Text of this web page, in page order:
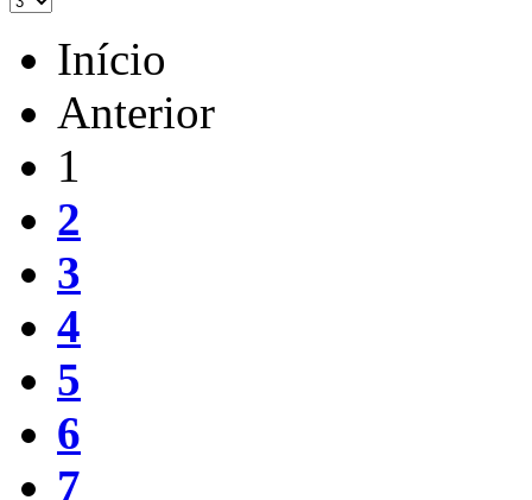
Início
Anterior
1
2
3
4
5
6
7